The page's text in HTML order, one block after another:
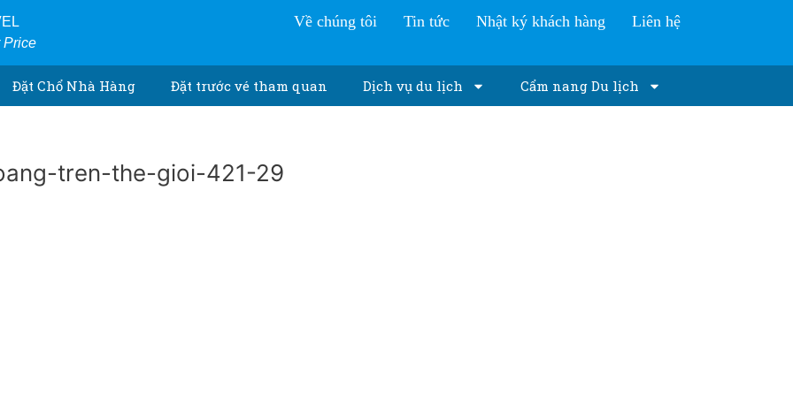
Price
Về chúng tôi Tin tức Nhật ký khách hàng Liên hệ
Đặt Chổ Nhà Hàng Đặt trước vé tham quan Dịch vụ du lịch Cẩm nang Du lịch
tren-the-gioi-421-29